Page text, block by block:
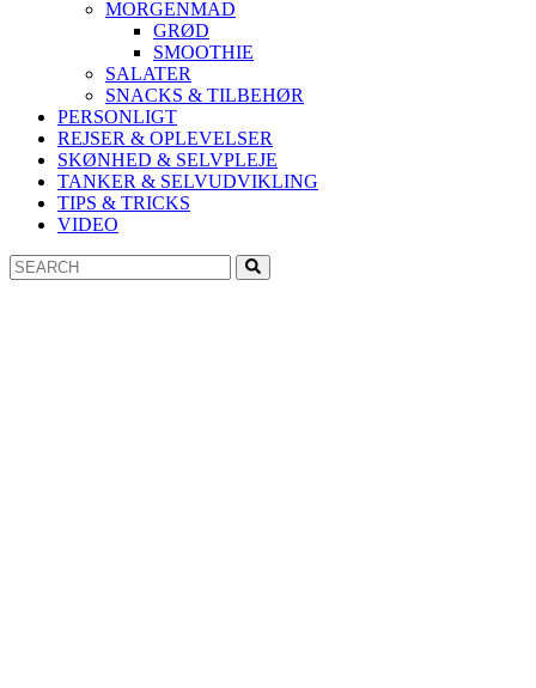
MORGENMAD
GRØD
SMOOTHIE
SALATER
SNACKS & TILBEHØR
PERSONLIGT
REJSER & OPLEVELSER
SKØNHED & SELVPLEJE
TANKER & SELVUDVIKLING
TIPS & TRICKS
VIDEO
Search
for: